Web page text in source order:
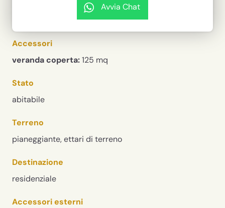
Accessori
veranda coperta:125 mq
Stato
abitabile
Terreno
pianeggiante, ettari di terreno
Destinazione
residenziale
Accessori esterni
Avvia Chat